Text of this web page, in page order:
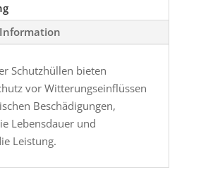
Schutzhüllen bieten
vor Witterungseinflüssen
Beschädigungen,
Lebensdauer und
Leistung.